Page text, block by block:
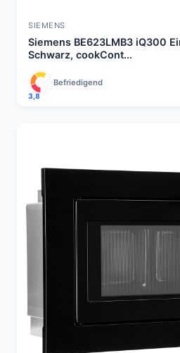
SIEMENS
Siemens BE623LMB3 iQ300
Schwarz, cookCont...
3,8
Befriedigend